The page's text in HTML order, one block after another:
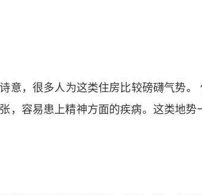
意，很多人为这类住房比较磅礴气势。
，容易患上精神方面的疾病。这类地